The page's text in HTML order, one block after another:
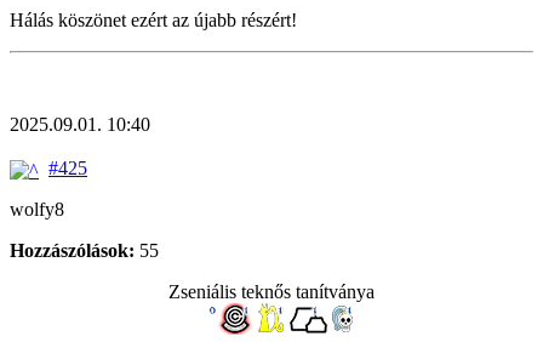
Hálás köszönet ezért az újabb részért!
2025.09.01. 10:40
#425
wolfy8
Hozzászólások: 55
Zseniális teknős tanítványa